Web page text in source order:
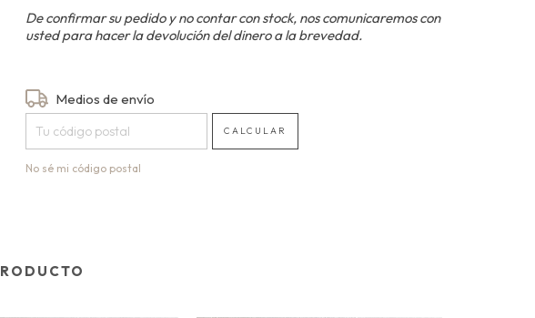
De confirmar su pedido y no contar con stock, nos comunicaremos con
usted para hacer la devolución del dinero a la brevedad.
Entregas para el CP:
Medios de envío
CALCULAR
No sé mi código postal